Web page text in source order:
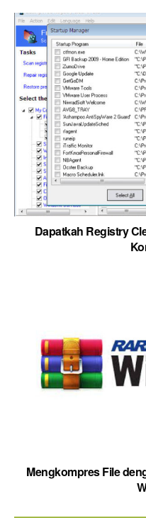
Dapatkah Registry
Mengkompres File